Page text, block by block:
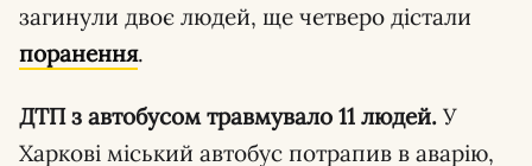
загинули двоє людей, ще четверо дістали
поранення.
ДТП з автобусом травмувало 11 людей. У
Харкові міський автобус потрапив в аварію,